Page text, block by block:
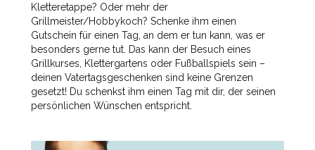
Kletteretappe? Oder mehr der
Grillmeister/Hobbykoch? Schenke ihm einen
Gutschein für einen Tag, an dem er tun kann, was er
besonders gerne tut. Das kann der Besuch eines
Grillkurses, Klettergartens oder Fußballspiels sein –
deinen Vatertagsgeschenken sind keine Grenzen
gesetzt! Du schenkst ihm einen Tag mit dir, der seinen
persönlichen Wünschen entspricht.